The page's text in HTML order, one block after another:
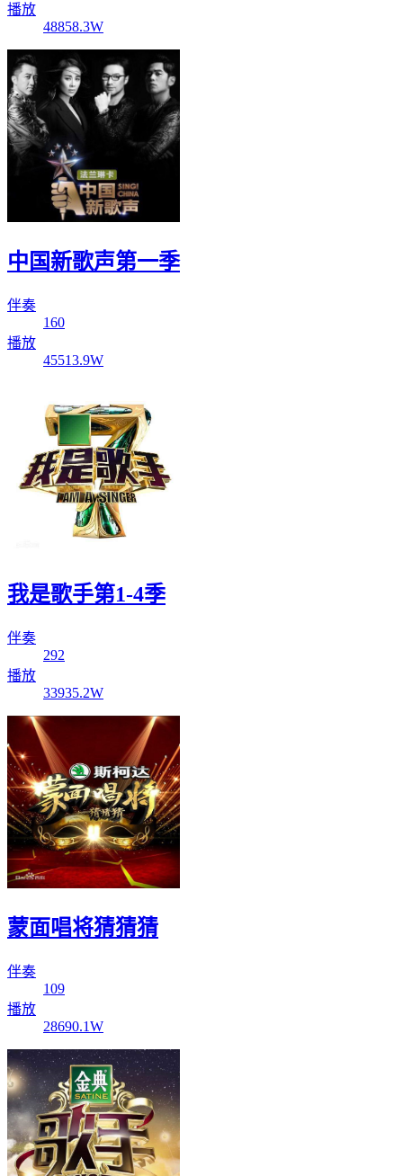
播放
48858.3W
中国新歌声第一季
伴奏
160
播放
45513.9W
我是歌手第1-4季
伴奏
292
播放
33935.2W
蒙面唱将猜猜猜
伴奏
109
播放
28690.1W